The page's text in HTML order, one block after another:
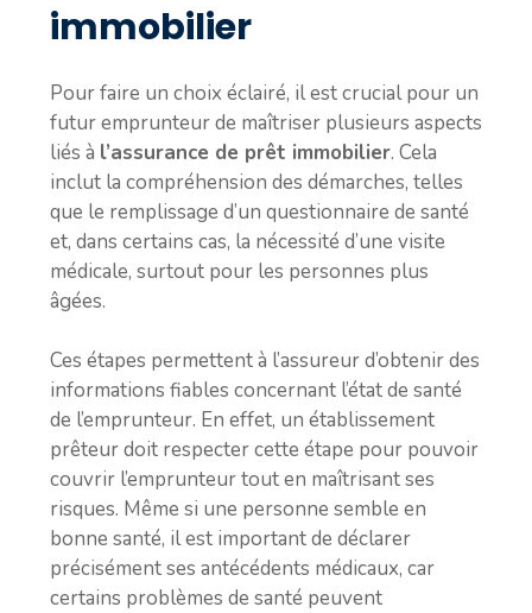
immobilier
Pour faire un choix éclairé, il est crucial pour un
futur emprunteur de maîtriser plusieurs aspects
liés à l’assurance de prêt immobilier. Cela
inclut la compréhension des démarches, telles
que le remplissage d’un questionnaire de santé
et, dans certains cas, la nécessité d’une visite
médicale, surtout pour les personnes plus
âgées.
Ces étapes permettent à l’assureur d’obtenir des
informations fiables concernant l’état de santé
de l’emprunteur. En effet, un établissement
prêteur doit respecter cette étape pour pouvoir
couvrir l’emprunteur tout en maîtrisant ses
risques. Même si une personne semble en
bonne santé, il est important de déclarer
précisément ses antécédents médicaux, car
certains problèmes de santé peuvent